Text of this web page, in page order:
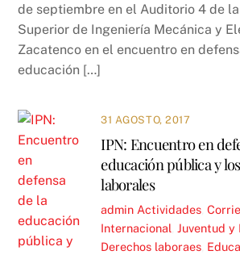
de septiembre en el Auditorio 4 de
Superior de Ingeniería Mecánica y
Zacatenco en el encuentro en
educación […]
31 AGOSTO, 2017
IPN: Encuentro en
educación pública y
laborales
admin Actividades ,
Internacional ,Juventud y
Derechos laboraes